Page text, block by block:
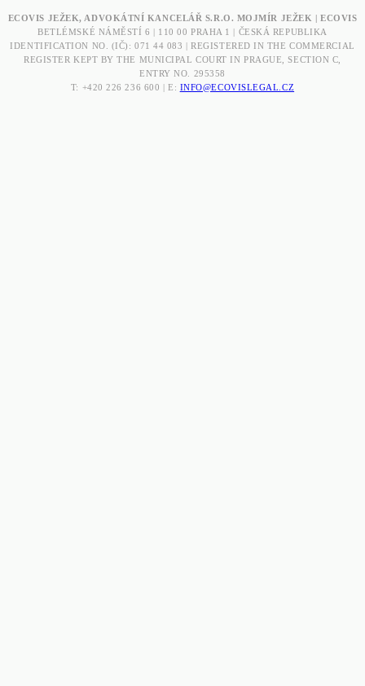
ECOVIS JEŽEK, ADVOKÁTNÍ KANCELÁŘ S.R.O. MOJMÍR JEŽEK | ECOVIS
BETLÉMSKÉ NÁMĚSTÍ 6 | 110 00 PRAHA 1 | ČESKÁ REPUBLIKA
IDENTIFICATION NO. (IČ): 071 44 083 | REGISTERED IN THE COMMERCIAL
REGISTER KEPT BY THE MUNICIPAL COURT IN PRAGUE, SECTION C,
ENTRY NO. 295358
T: +420 226 236 600 | E: INFO@ECOVISLEGAL.CZ